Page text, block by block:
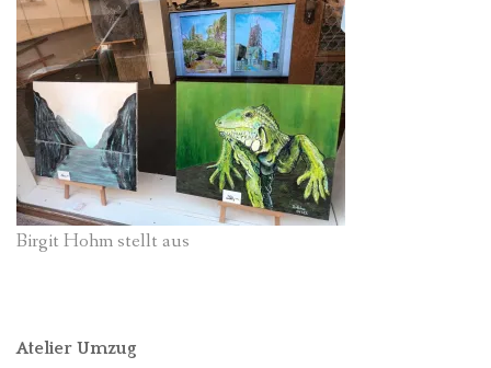
Birgit Hohm stellt aus
Atelier Umzug